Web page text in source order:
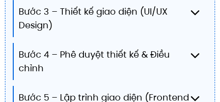
Bước 3 – Thiết kế giao diện (UI/UX
Design)
Bước 4 – Phê duyệt thiết kế & Điều
chỉnh
Bước 5 – Lập trình giao diện (Frontend